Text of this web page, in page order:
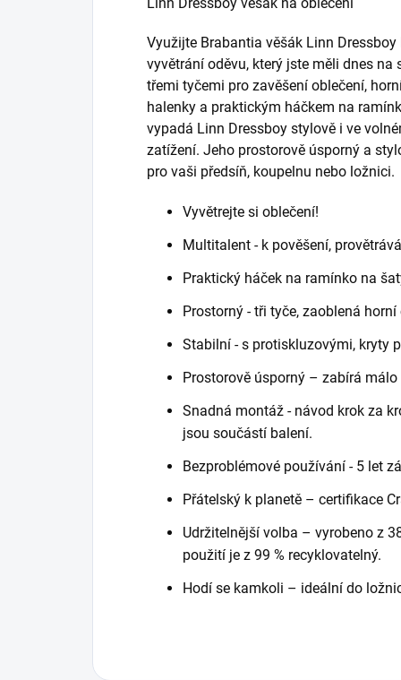
Využijte Brabantia věšák Linn
vyvětrání oděvu, který jste měli dnes
třemi tyčemi pro zavěšení oblečení,
halenky a praktickým háčkem na
vypadá Linn Dressboy stylově i ve
zatížení. Jeho prostorově úsporný a
pro vaši předsíň, koupelnu nebo ložnici.
Vyvětrejte si oblečení!
Multitalent - k pověšení,
Praktický háček na ramínko na
Prostorný - tři tyče, zaoblená
Stabilní - s protiskluzovými, kryty
Prostorově úsporný – zabírá
Snadná montáž - návod krok za
jsou součástí balení.
Bezproblémové používání - 5 let
Přátelský k planetě – certifikace
Udržitelnější volba – vyrobeno z
použití je z 99 % recyklovatelný.
Hodí se kamkoli – ideální do